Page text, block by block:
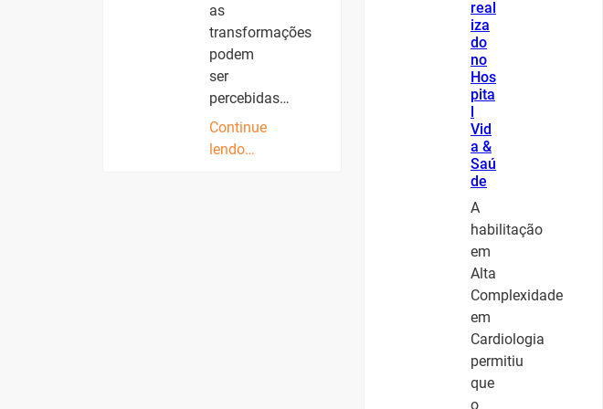
as
transformações
podem
ser
percebidas…
Continue
lendo…
real
iza
do
no
Hos
pita
Vid
a &
Saú
de
A
habilitação
em
Alta
Complexidade
em
Cardiologia
permitiu
que
o